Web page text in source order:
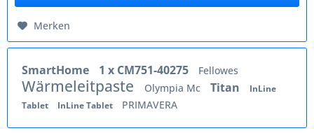
Merken
SmartHome 1 x CM751-40275 Fellowes
Wärmeleitpaste Olympia Mc Titan
InLine
Tablet
InLine Tablet PRIMAVERA